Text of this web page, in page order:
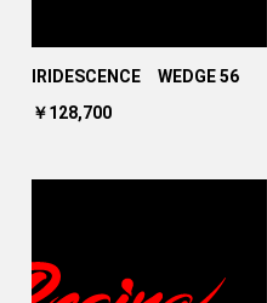
IRIDESCENCE WEDGE 56
￥128,700